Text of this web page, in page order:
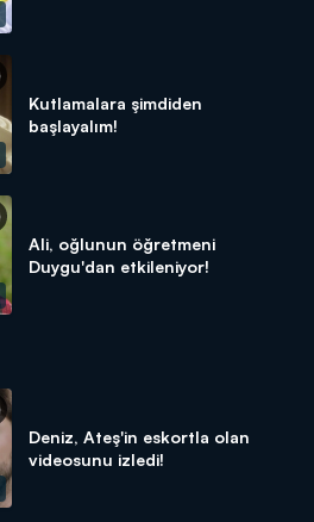
Kutlamalara şimdiden
başlayalım!
Ali, oğlunun öğretmeni
Duygu'dan etkileniyor!
Deniz, Ateş'in eskortla olan
videosunu izledi!